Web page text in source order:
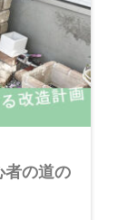
者の道の